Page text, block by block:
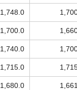
1,748.0
1,700.0
1,740.0
1,715.0
1,680.0